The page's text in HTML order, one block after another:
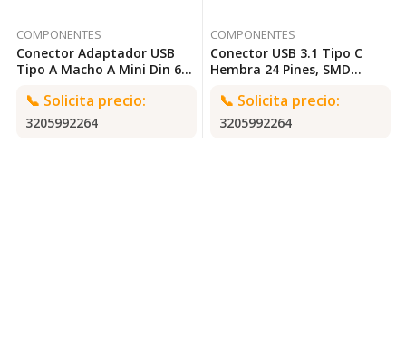
COMPONENTES
Conector Adaptador USB
Tipo A Macho A Mini Din 6
568
📞 Solicita precio:
3205992264
COMPONENTES
Conector USB 3.1 Tipo C
Hembra 24 Pines, SMD
📞 Solicita precio:
3205992264